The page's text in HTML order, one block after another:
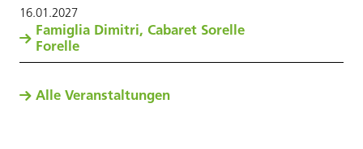
16.01.2027
Famiglia Dimitri, Cabaret Sorelle
Forelle
Alle Veranstaltungen